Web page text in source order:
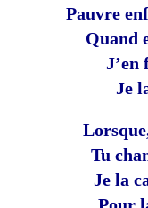
Pauvre
Quand
J’en
Je
Tu
Je la